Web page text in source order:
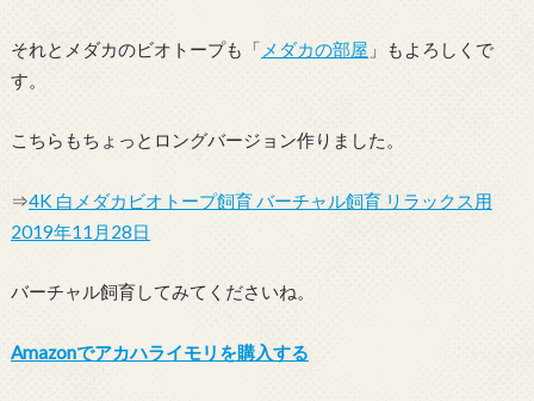
それとメダカのビオトープも「 メダカの部屋 」もよろしくで
す。
こちらもちょっとロングバージョン作りました。
⇒4K 白メダカビオトープ飼育 バーチャル飼育 リラックス用
2019年11月28日
バーチャル飼育してみてくださいね。
Amazonでアカハライモリを購入する